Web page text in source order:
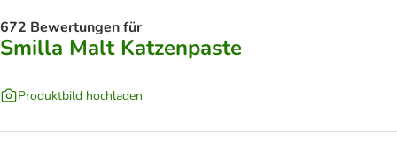
672 Bewertungen für
Smilla Malt Katzenpaste
Produktbild hochladen